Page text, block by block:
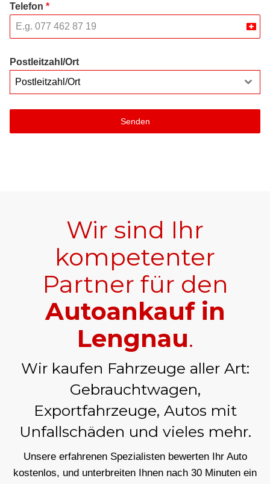
Telefon *
Postleitzahl/Ort
Postleitzahl/Ort
Senden
Wir sind Ihr
kompetenter
Partner für den
Autoankauf in
Lengnau.
Wir kaufen Fahrzeuge aller Art:
Gebrauchtwagen,
Exportfahrzeuge, Autos mit
Unfallschäden und vieles mehr.
Unsere erfahrenen Spezialisten bewerten Ihr Auto
kostenlos, und unterbreiten Ihnen nach 30 Minuten ein